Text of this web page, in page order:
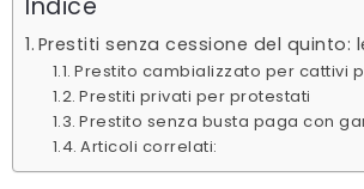
Indice
Prestiti senza cessione del quinto:
Prestito cambializzato per cattivi
Prestiti privati per protestati
Prestito senza busta paga con
Articoli correlati: